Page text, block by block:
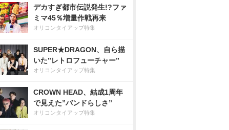
デカすぎ都市伝説発生!?ファ
ミマ45％増量作戦再来
オリコンタイアップ特集
SUPER★DRAGON、自ら描
いた”レトロフューチャー”
オリコンタイアップ特集
CROWN HEAD、結成1周年
で見えた”バンドらしさ”
オリコンタイアップ特集